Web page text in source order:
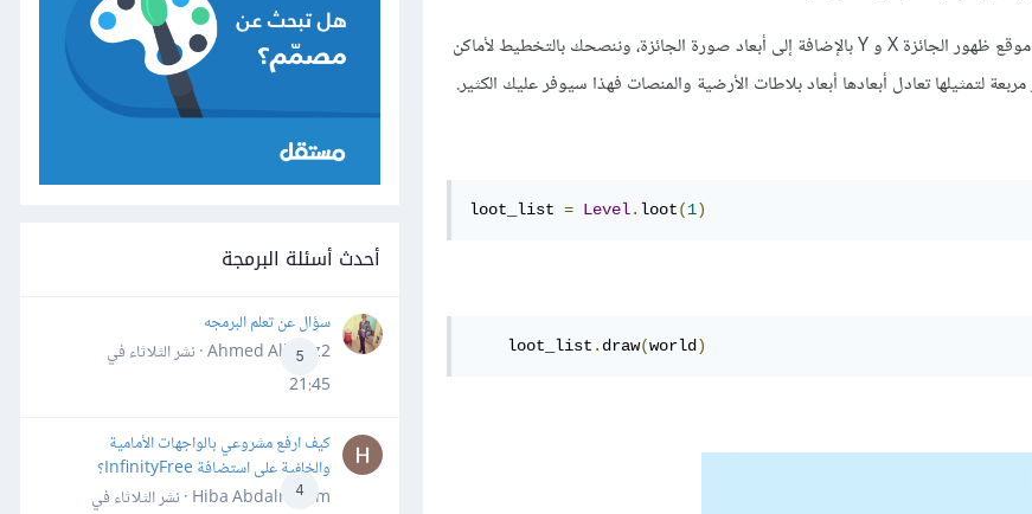
في هذه الحالة فهم إحداثيات موقع ظهور الجائزة X و Y بالإضافة إلى أبعاد صورة الجائزة، وننصحك بالتخطيط لأماكن
لتمثيلها تعادل أبعادها أبعاد بلاطات الأرضية والمنصات فهذا سيوفر عليك الكثير.
loot_list = Level. loot(1)
    loot_list
. draw(world )
أحدث أسئلة البرمجة
5
سؤال عن تعلم البرمجه
Ahmed Alhafiz2 · نشر
الثلاثاء في
21:45
4
كيف ارفع مشروعي بالواجهات الأمامية
والخلفية على استضافة InfinityFree؟
Hiba Abdalrheem · نشر
الثلاثاء في